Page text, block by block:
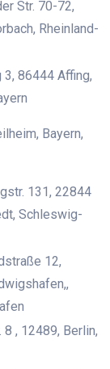
Str. 70-72,
Rheinland-
86444 Affing,
Bayern,
131, 22844
Schleswig-
12,
8 , 12489, Berlin,